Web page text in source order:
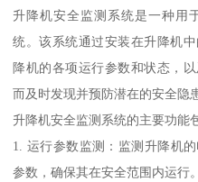
升降机安全监测系统是一种用
统。该系统通过安装在升降机
降机的各项运行参数和状态，
而及时发现并预防潜在的安全隐
升降机安全监测系统的主要功能
1. 运行参数监测：监测升降机
参数，确保其在安全范围内运行。